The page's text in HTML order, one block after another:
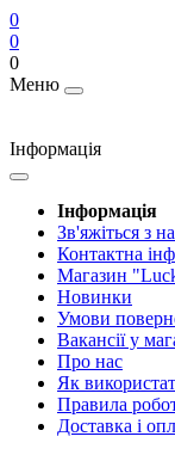
0
0
0
Меню
Інформація
Інформація
Зв'яжіться з
Контактна
Магазин
Новинки
Умови
Вакансії у
Про нас
Як
Правила
Доставка і